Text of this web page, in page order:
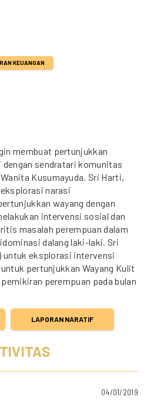
KEUANGAN
membuat pertunjukkan
sendratari komunitas
Kusumayuda. Sri Harti,
narasi
wayang dengan
intervensi sosial dan
masalah perempuan dalam
dalang laki-laki. Sri
untuk eksplorasi intervensi
pertunjukkan Wayang Kulit
perempuan pada bulan
LAPORAN NARATIF
04/01/2019